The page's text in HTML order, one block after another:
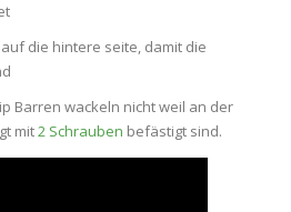
auf die hintere seite, damit die
Barren wackeln nicht weil an der
mit2 Schrauben befästigt sind.